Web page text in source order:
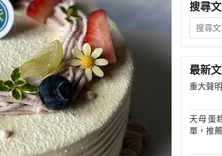
甜點推薦
4K手作蛋糕
奶霜蛋糕
蛋糕
千層蛋糕
法式甜點
搜尋
最新
重大聲明
天母蛋
單，推